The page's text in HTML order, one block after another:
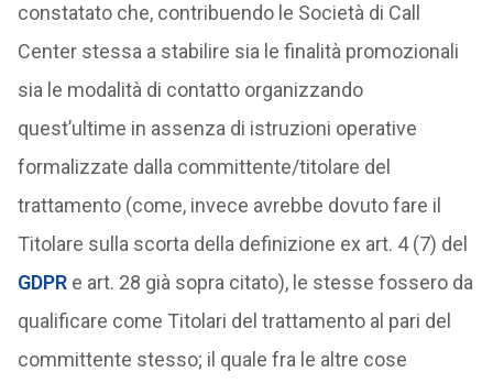
constatato che, contribuendo le Società di Call
Center stessa a stabilire sia le finalità promozionali
sia le modalità di contatto organizzando
quest’ultime in assenza di istruzioni operative
formalizzate dalla committente/titolare del
trattamento (come, invece avrebbe dovuto fare il
Titolare sulla scorta della definizione ex art. 4 (7) del
GDPRe art. 28 già sopra citato), le stesse fossero da
qualificare come Titolari del trattamento al pari del
committente stesso; il quale fra le altre cose